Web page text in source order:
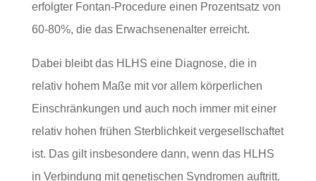
erfolgter Fontan-Procedure einen Prozentsatz von
60-80%, die das Erwachsenenalter erreicht.
Dabei bleibt das HLHS eine Diagnose, die in
relativ hohem Maße mit vor allem körperlichen
Einschränkungen und auch noch immer mit einer
relativ hohen frühen Sterblichkeit vergesellschaftet
ist. Das gilt insbesondere dann, wenn das HLHS
in Verbindung mit genetischen Syndromen auftritt.